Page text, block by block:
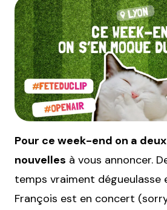
Pour ce week-end on a
nouvelles à vous annoncer.
temps vraiment dégueulasse
François est en concert